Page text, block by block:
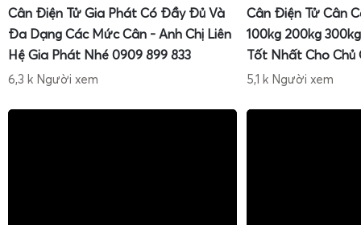
Cân Điện Tử Gia Phát Có Đầy Đủ Và
Đa Dạng Các Mức Cân - Anh Chị Liên
Hệ Gia Phát Nhé 0909 899 833
6,3 k Người xem
Cân Điện Tử Cân
100kg 200kg
Tốt Nhất Cho Chủ
5,1 k Người xem